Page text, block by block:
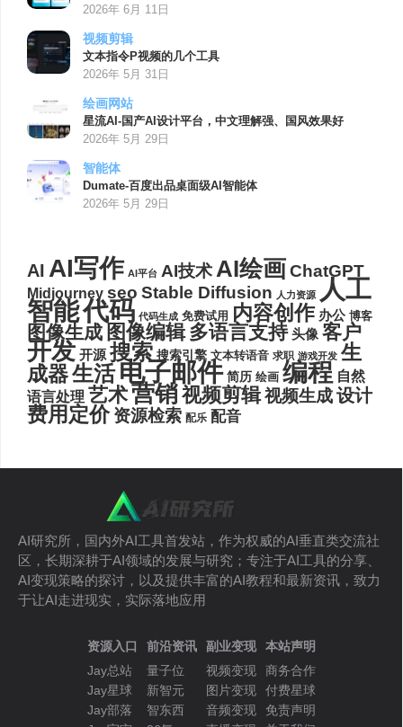
2026年 6月 11日
视频剪辑
文本指令P视频的几个工具
2026年 5月 31日
绘画网站
星流AI-国产AI设计平台，中文理解强、国风效果好
2026年 5月 29日
智能体
Dumate-百度出品桌面级AI智能体
2026年 5月 29日
AI AI写作 AI平台 AI技术AI绘画ChatGPT
Midjourney seo Stable Diffusion 人力资源 人工
智能代码 代码生成 免费试用 内容创作 办公 博客
图像生成 图像编辑 多语言支持 头像 客户
开发 开源 搜索 搜索引擎 文本转语音 求职 游戏开发 生
成器生活电子邮件 简历 绘画 编程 自然
语言处理 艺术营销视频剪辑视频生成设计
费用定价 资源检索 配乐 配音
AI研究所，国内外AI工具首发站，作为权威的AI垂直类交流社
区，长期深耕于AI领域的发展与研究；专注于AI工具的分享、
AI变现策略的探讨，以及提供丰富的AI教程和最新资讯，致力
于让AI走进现实，实际落地应用
资源入口
Jay总站
Jay星球
Jay部落
前沿资讯
量子位
新智元
智东西
副业变现
视频变现
图片变现
音频变现
本站声明
商务合作
付费星球
免责声明